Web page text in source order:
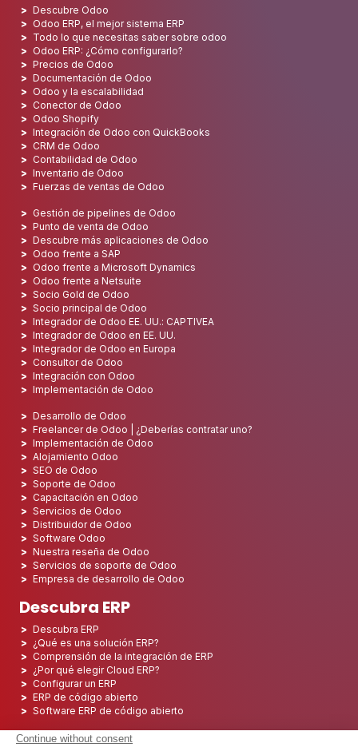
Descubre Odoo
Odoo ERP, el mejor sistema ERP
Todo lo que necesitas saber sobre odoo
Odoo ERP: ¿Cómo configurarlo?
Precios de Odoo
Documentación de Odoo
Odoo y la escalabilidad
Conector de Odoo
Odoo Shopify
Integración de Odoo con QuickBooks
CRM de Odoo
Contabilidad de Odoo
Inventario de Odoo
Fuerzas de ventas de Odoo
Gestión de pipelines de Odoo
Punto de venta de Odoo
Descubre más aplicaciones de Odoo
Odoo frente a SAP
Odoo frente a Microsoft Dynamics
Odoo frente a Netsuite
Socio Gold de Odoo
Socio principal de Odoo
Integrador de Odoo EE. UU.: CAPTIVEA
Integrador de Odoo en EE. UU.
Integrador de Odoo en Europa
Consultor de Odoo
Integración con Odoo
Implementación de Odoo
Desarrollo de Odoo
Freelancer de Odoo | ¿Deberías contratar uno?
Implementación de Odoo
Alojamiento Odoo
SEO de Odoo
Soporte de Odoo
Capacitación en Odoo
Servicios de Odoo
Distribuidor de Odoo
Software Odoo
Nuestra reseña de Odoo
Servicios de soporte de Odoo
Empresa de desarrollo de Odoo
Descubra ERP
Descubra ERP
¿Qué es una solución ERP?
Comprensión de la integración de ERP
¿Por qué elegir Cloud ERP?
Configurar un ERP
ERP de código abierto
Software ERP de código abierto
Los 5 mejores ERP de código abierto